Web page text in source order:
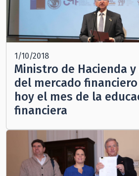
1/10/2018
Ministro de Hacienda
del mercado
hoy el mes de la
financiera